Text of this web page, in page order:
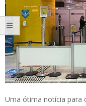
Uma ótima notícia para